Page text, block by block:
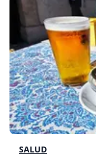
SALUD